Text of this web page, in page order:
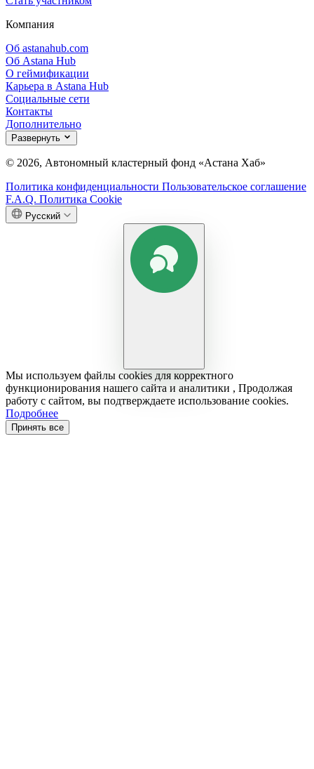
Компания
Об astanahub.com
Об Astana Hub
О геймификации
Карьера в Astana Hub
Социальные сети
Контакты
Дополнительно
Развернуть
© 2026, Автономный кластерный фонд «Астана Хаб»
Политика конфиденциальности Пользовательское соглашение
F.A.Q. Политика Cookie
Русский
Мы используем файлы cookies для корректного
функционирования нашего сайта и аналитики , Продолжая
работу с сайтом, вы подтверждаете использование cookies.
Подробнее
Принять все